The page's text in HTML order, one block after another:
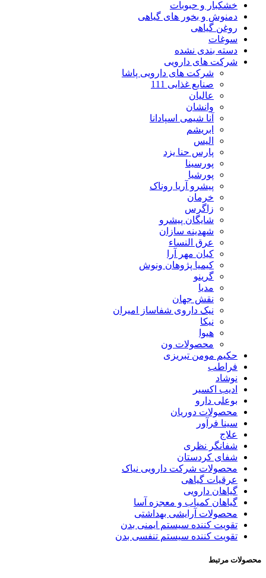
خشکبار و حبوبات
دمنوش و بخور های گیاهی
روغن گیاهی
سوغات
دسته بندی نشده
شرکت های دارویی
شرکت های دارویی پاشا
صنایع غذایی 111
عالیان
وانشان
آنا شیمی اسپادانا
ابریشم
الیس
پارس حنا یزد
پورسینا
پورشیا
پیشرو آریا روناک
خرمان
زاگرس
شایگان پیشرو
شهدینه سازان
عرق النساء
کیان مهر آرا
کیمیا پژوهان ونوش
گرینو
مدیا
نقش جهان
نیک داروی شفاساز امیران
نیکا
هیوا
محصولات ون
حکیم مومن تبریزی
فراطب
نوشاد
ادیب اکسیر
بوعلی دارو
محصولات دوریان
سینا فرآور
علاج
شفانگر نظری
شفای کردستان
محصولات شرکت دارویی نیاک
عرقیات گیاهی
گیاهان دارویی
گیاهان کمیاب و معجزه آسا
محصولات آرایشی بهداشتی
تقویت کننده سیستم ایمنی بدن
تقویت کننده سیستم تنفسی بدن
محصولات مرتبط